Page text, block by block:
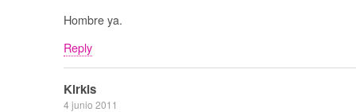
Hombre ya.
Reply
Kirkis
4 junio 2011